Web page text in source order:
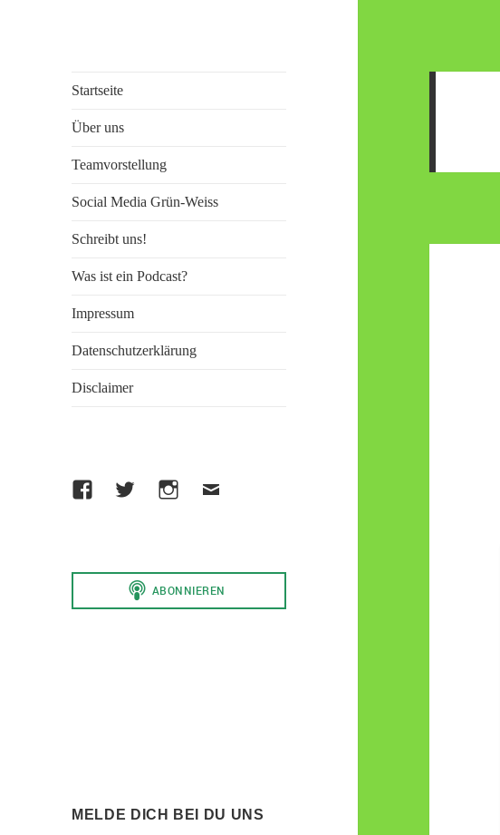
Die Werder Raute
– Der Stammtisch
Der Werder Podcast von Fans für
Startseite
Über uns
Teamvorstellung
Social Media Grün-Weiss
Schreibt uns!
Was ist ein Podcast?
Impressum
Datenschutzerklärung
Disclaimer
Facebook
Die
Instagram
Email
MELDE DICH BEI DU UNS